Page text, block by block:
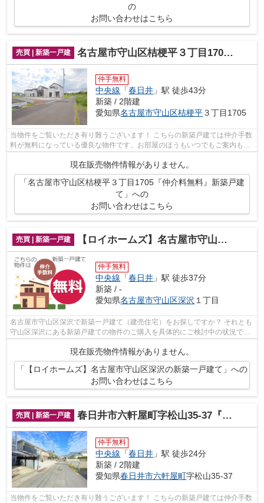
の
お問い合わせはこちら
売買 | 新築一戸建 名古屋市守山区桔梗平３丁目1705『仲介料無料』新築戸建て
仲手無料
中央線 「春日井 」駅 徒歩43分
新築 / 2階建
愛知県名古屋市守山区桔梗平３丁目1705
当物件をご覧いただき有り難うございます！ こちらの新築戸建ては仲介手数
料が無料になっている優良な物件です。お部屋のほうもいつでもご案内もさ
せて頂きますのでお気軽にお問合せ下...
現在販売物件情報がありません。
「名古屋市守山区桔梗平３丁目1705『仲介料無料』新築戸建
て」への
お問い合わせはこちら
売買 | 新築一戸建 【ロイホームズ】名古屋市守山区深沢の新築一戸建て
仲手無料
中央線 「春日井 」駅 徒歩37分
新築 / -
愛知県名古屋市守山区深沢 １丁目
名古屋市守山区深沢で新築一戸建て（建売住宅）をお探しですか？ それとも
守山区深沢にある新築戸建ての物件のご購入を具体的にご検討中の状況でし
現在販売物件情報がありません。
「【ロイホームズ】名古屋市守山区深沢の新築一戸建て」への
お問い合わせはこちら
売買 | 新築一戸建 春日井市六軒屋町字松山35-37『仲介手数料無料』1号棟｜新築戸建て
仲手無料
中央線 「春日井 」駅 徒歩24分
新築 / 2階建
愛知県春日井市六軒屋町字松山35-37
当物件をご覧いただき有り難うございます！ こちらの新築戸建ては仲介手数